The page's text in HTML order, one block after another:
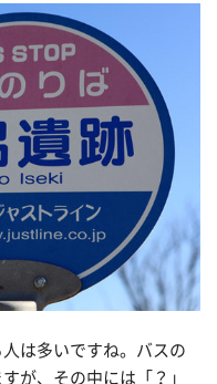
は多いですね。バスの
が、その中には「？」